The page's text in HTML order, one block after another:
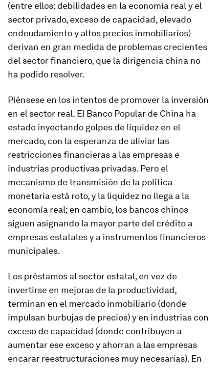
(entre ellos: debilidades en la economía real y el
sector privado, exceso de capacidad, elevado
endeudamiento y altos precios inmobiliarios)
derivan en gran medida de problemas crecientes
del sector financiero, que la dirigencia china no
ha podido resolver.
Piénsese en los intentos de promover la inversión
en el sector real. El Banco Popular de China ha
estado inyectando golpes de liquidez en el
mercado, con la esperanza de aliviar las
restricciones financieras a las empresas e
industrias productivas privadas. Pero el
mecanismo de transmisión de la política
monetaria está roto, y la liquidez no llega a la
economía real; en cambio, los bancos chinos
siguen asignando la mayor parte del crédito a
empresas estatales y a instrumentos financieros
municipales.
Los préstamos al sector estatal, en vez de
invertirse en mejoras de la productividad,
terminan en el mercado inmobiliario (donde
impulsan burbujas de precios) y en industrias con
exceso de capacidad (donde contribuyen a
aumentar ese exceso y ahorran a las empresas
encarar reestructuraciones muy necesarias). En